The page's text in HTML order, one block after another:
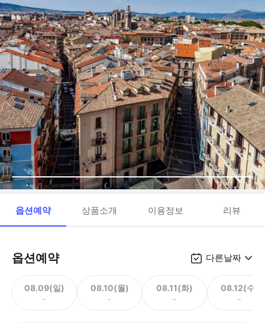
옵션예약 상품소개 이용정보 리뷰
옵션예약 다른날짜
08.09(일)
-
08.10(월)
-
08.11(화)
-
08.12(수)
-